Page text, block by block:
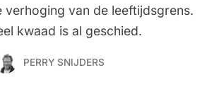
verhoging van de leeftijdsgrens.
kwaad is al geschied.
PERRY SNIJDERS